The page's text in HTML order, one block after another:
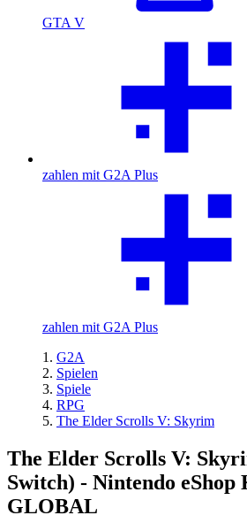
GTA V
zahlen mit G2A Plus
zahlen mit G2A Plus
G2A
Spielen
Spiele
RPG
The Elder Scrolls V: Skyrim
The Elder Scrolls V:
Switch) - Nintendo eShop
GLOBAL